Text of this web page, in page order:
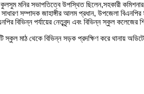
কুলসুম মনির সভাপতিত্বে উপস্থিত ছিলেন,সহকারী
সাধারণ সম্পাদক জাহাঙ্গীর আলম প্রধান, উপজেলা
বিভিন্ন পর্যায়ের নেতৃবৃন্দ এবং বিভিন্ন স্কুল কলেজের
স্কুল মাঠ থেকে বিভিন্ন সড়ক প্রদক্ষিণ করে থানায়